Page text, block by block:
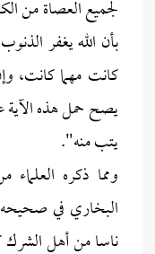
لجميع العصاة من
بأن الله يغفر
كانت مهما كانت،
يصح حمل هذه الآية
يتب منه".
ومما ذكره
البخاري في
ناسا من أهل الشرك